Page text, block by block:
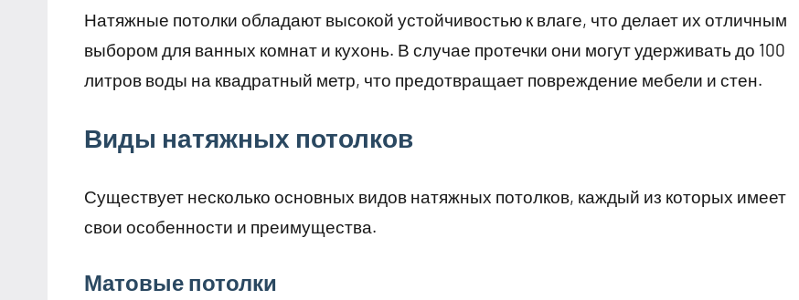
Натяжные потолки обладают высокой устойчивостью к влаге, что делает их отличным
выбором для ванных комнат и кухонь. В случае протечки они могут удерживать до 100
литров воды на квадратный метр, что предотвращает повреждение мебели и стен.
Виды натяжных потолков
Существует несколько основных видов натяжных потолков, каждый из которых имеет
свои особенности и преимущества.
Матовые потолки